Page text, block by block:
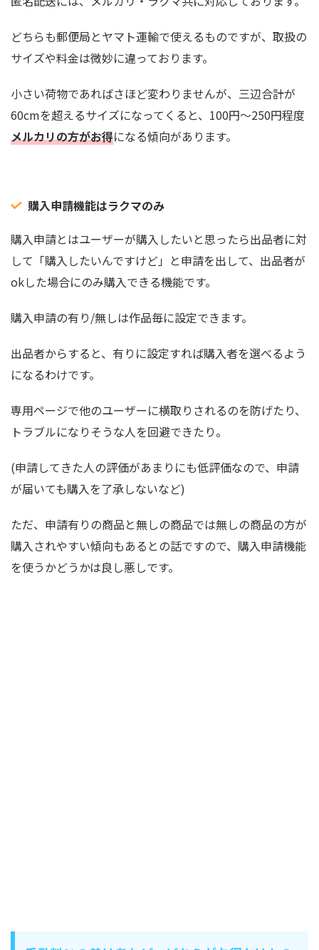
どちらも郵便局とヤマト運輸で使えるものですが、取扱の
サイズや料金は微妙に違っております。
小さい荷物であればさほど変わりませんが、三辺合計が
60cmを超えるサイズになってくると、100円〜250円程度
メルカリの方がお得になる傾向があります。
購入申請機能はラクマのみ
購入申請とはユーザーが購入したいと思ったら出品者に対
して「購入したいんですけど」と申請を出して、出品者が
okした場合にのみ購入できる機能です。
購入申請の有り/無しは作品毎に設定できます。
出品者からすると、有りに設定すれば購入者を選べるよう
になるわけです。
専用ページで他のユーザーに横取りされるのを防げたり、
トラブルになりそうな人を回避できたり。
(申請してきた人の評価があまりにも低評価なので、申請
が届いても購入を了承しないなど)
ただ、申請有りの商品と無しの商品では無しの商品の方が
購入されやすい傾向もあるとの話ですので、購入申請機能
を使うかどうかは良し悪しです。